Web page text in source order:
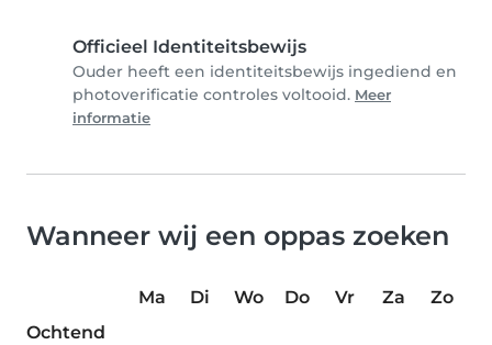
Officieel Identiteitsbewijs
Ouder heeft een identiteitsbewijs ingediend en
photoverificatie controles voltooid. Meer
informatie
Wanneer wij een oppas zoeken
Ma Di Wo Do Vr Za
Zo
Ochtend